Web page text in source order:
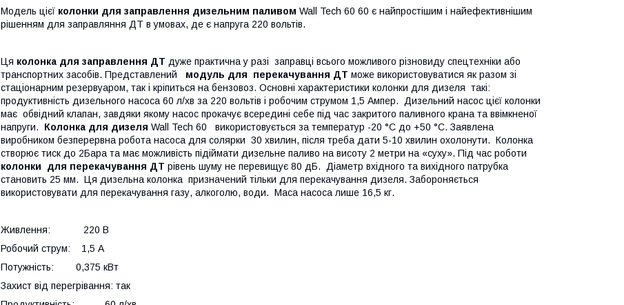
Модель цієї колонки для заправлення дизельним паливом Wall Tech 60 60 є найпростішим і найефективнішим
рішенням для заправляння ДТ в умовах, де є напруга 220 вольтів.
Ця колонка для заправлення ДТ дуже практична у разі заправці всього можливого різновиду спецтехніки або
транспортних засобів. Представлений модуль для перекачування ДТ може використовуватися як разом зі
стаціонарним резервуаром, так і кріпиться на бензовоз. Основні характеристики колонки для дизеля такі:
продуктивність дизельного насоса 60 л/хв за 220 вольтів і робочим струмом 1,5 Ампер. Дизельний насос цієї колонки
має обвідний клапан, завдяки якому насос прокачує всередині себе під час закритого паливного крана та ввімкненої
напруги. Колонка для дизеля Wall Tech 60 використовується за температур -20 °C до +50 °C. Заявлена
виробником безперервна робота насоса для солярки 30 хвилин, після треба дати 5-10 хвилин охолонути. Колонка
створює тиск до 2Бара та має можливість підіймати дизельне паливо на висоту 2 метри на «суху». Під час роботи
колонки для перекачування ДТ рівень шуму не перевищує 80 дБ. Діаметр вхідного та вихідного патрубка
становить 25 мм. Ця дизельна колонка призначений тільки для перекачування дизеля. Забороняється
використовувати для перекачування газу, алкоголю, води. Маса насоса лише 16,5 кг.
Живлення: 220 В
Робочий струм: 1,5 А
Потужність: 0,375 кВт
Захист від перегрівання: так